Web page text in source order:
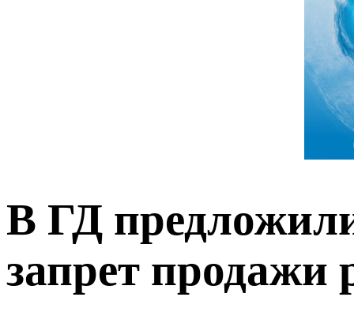
В ГД
запрет